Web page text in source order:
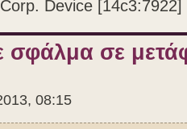
Device [14c3:7922]
σφάλμα σε
08:15